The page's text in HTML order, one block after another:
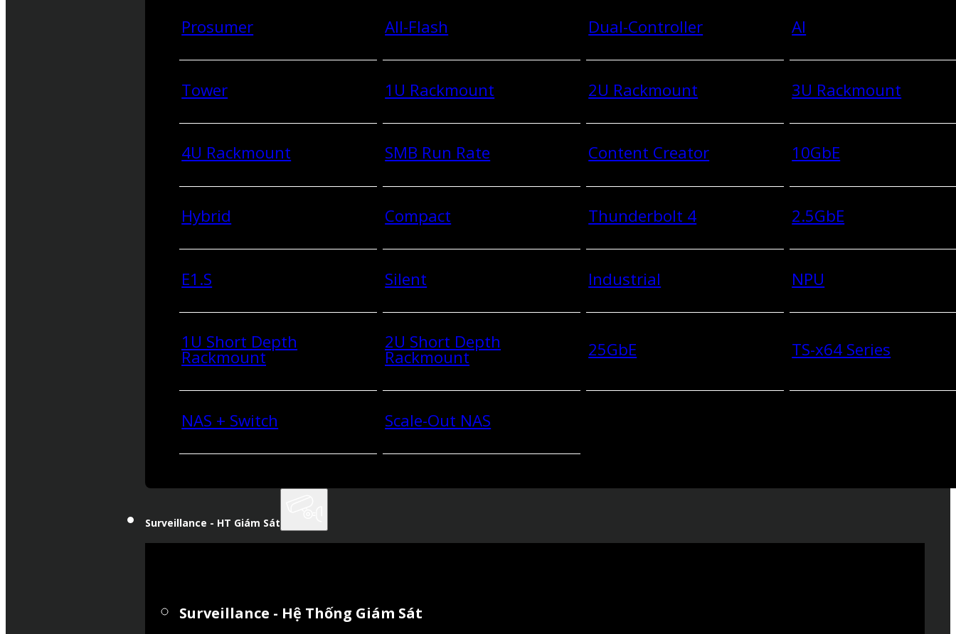
Prosumer All-Flash Dual-Controller AI
Tower 1U Rackmount 2U Rackmount 3U Rackmount
4U Rackmount SMB Run Rate Content Creator 10GbE
Hybrid Compact Thunderbolt 4 2.5GbE
E1.S Silent Industrial NPU
1U Short Depth
Rackmount
2U Short Depth
Rackmount 25GbE TS-x64 Series
NAS + Switch Scale-Out NAS
Surveillance - HT Giám Sát
Surveillance - Hệ Thống Giám Sát